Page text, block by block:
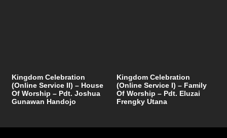
Kingdom Celebration
(Online Service II) – House
Of Worship – Pdt. Joshua
Gunawan Handojo
Kingdom Celebration
(Online Service I) – Family
Of Worship – Pdt. Eluzai
Frengky Utana